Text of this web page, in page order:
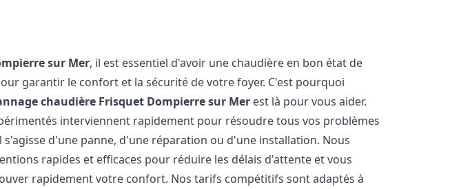
sur Mer, il est essentiel d'avoir une chaudière en bon état de
garantir le confort et la sécurité de votre foyer. C'est pourquoi
chaudière Frisquet Dompierre sur Mer est là pour vous aider.
interviennent rapidement pour résoudre tous vos problèmes
s'agisse d'une panne, d'une réparation ou d'une installation. Nous
rapides et efficaces pour réduire les délais d'attente et vous
rapidement votre confort. Nos tarifs compétitifs sont adaptés à